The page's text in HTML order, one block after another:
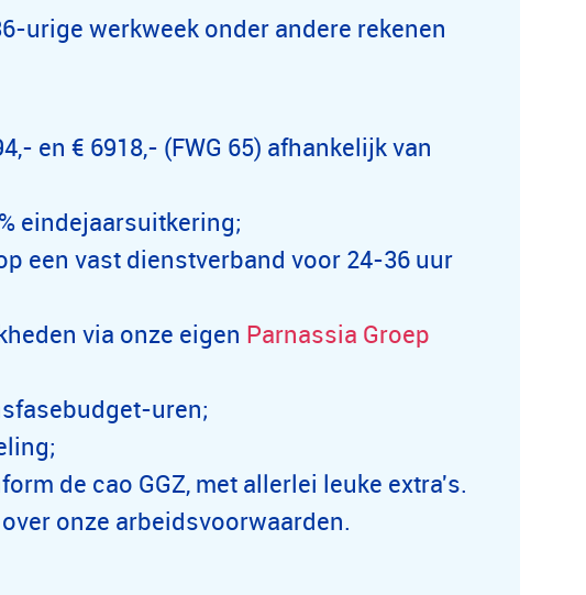
urige werkweek onder andere rekenen
en € 6918,- (FWG 65) afhankelijk van
eindejaarsuitkering;
een vast dienstverband voor 24-36 uur
via onze eigen Parnassia Groep
uren;
de cao GGZ, met allerlei leuke extra's.
onze arbeidsvoorwaarden.